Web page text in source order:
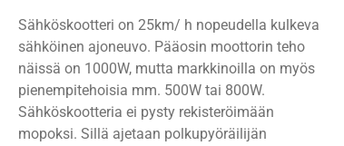
Sähköskootteri on 25km/ h nopeudella kulkeva
sähköinen ajoneuvo. Pääosin moottorin teho
näissä on 1000W, mutta markkinoilla on myös
pienempitehoisia mm. 500W tai 800W.
Sähköskootteria ei pysty rekisteröimään
mopoksi. Sillä ajetaan polkupyöräilijän